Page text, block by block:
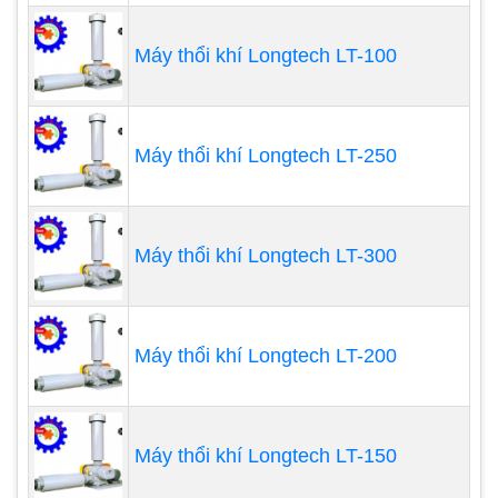
cần dựa vào những điều này để chọn mua máy
thổi khí phù hợp nhất. Bởi trên thị trường có nhiều
loai máy thổi khác nhau. Và mỗi loại sẽ có những
đặc điểm riêng phù hợp với từng điều kiện và môi
trường làm việc khác nhau.
Máy thổi khí Longtech LT-100
Máy thổi khí Longtech LT-250
Máy thổi khí Longtech LT-300
Máy thổi khí Longtech LT-200
Máy thổi khí Longtech LT-150